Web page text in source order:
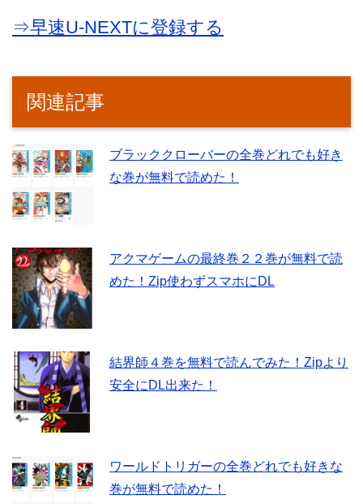
⇒早速U-NEXTに登録する
関連記事
ブラッククローバーの全巻どれでも好き
な巻が無料で読めた！
アクマゲームの最終巻２２巻が無料で読
めた！Zip使わずスマホにDL
結界師４巻を無料で読んでみた！Zipより
安全にDL出来た！
ワールドトリガーの全巻どれでも好きな
巻が無料で読めた！